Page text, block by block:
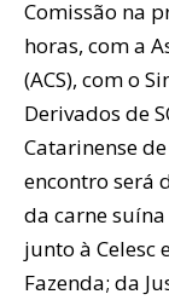
Comissão na
horas, com a
(ACS), com o
Derivados de
Catarinense
encontro será
da carne
junto à Celesc
Fazenda; da